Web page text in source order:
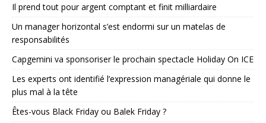
Il prend tout pour argent comptant et finit milliardaire
Un manager horizontal s’est endormi sur un matelas de
responsabilités
Capgemini va sponsoriser le prochain spectacle Holiday On ICE
Les experts ont identifié l’expression managériale qui donne le
plus mal à la tête
Êtes-vous Black Friday ou Balek Friday ?